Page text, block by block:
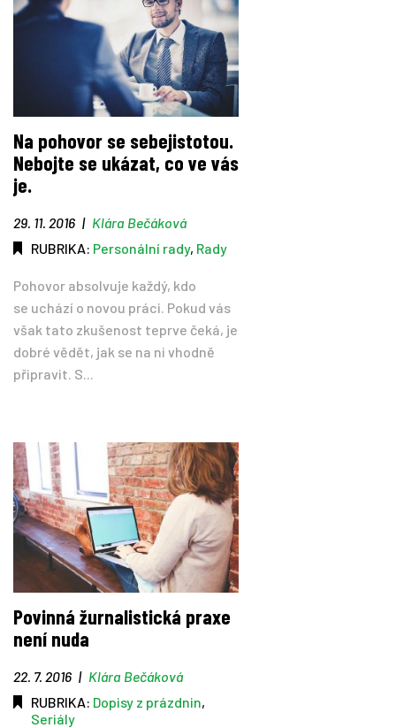
Na pohovor se sebejistotou.
Nebojte se ukázat, co ve vás
je.
29. 11. 2016 | Klára Bečáková
RUBRIKA: Personální rady, Rady
Pohovor absolvuje každý, kdo
se uchází o novou práci. Pokud vás
však tato zkušenost teprve čeká, je
dobré vědět, jak se na ni vhodně
připravit. S...
Povinná žurnalistická praxe
není nuda
22. 7. 2016 | Klára Bečáková
RUBRIKA: Dopisy z prázdnin,
Seriály